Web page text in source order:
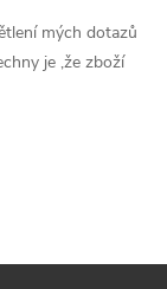
mých dotazů
je ,že zboží